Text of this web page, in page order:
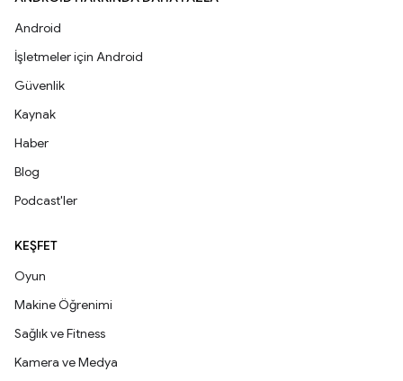
Android
İşletmeler için Android
Güvenlik
Kaynak
Haber
Blog
Podcast'ler
KEŞFET
Oyun
Makine Öğrenimi
Sağlık ve Fitness
Kamera ve Medya